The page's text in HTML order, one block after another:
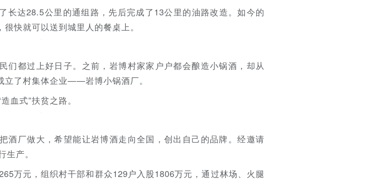
长达28.5公里的通组路，先后完成了13公里的油路改造。如今的
快就可以送到城里人的餐桌上。
们都过上好日子。之前，岩博村家家户户都会酿造小锅酒，却从
立了村集体企业——岩博小锅酒厂。
血式”扶贫之路。
酒厂做大，希望能让岩博酒走向全国，创出自己的品牌。经邀请
产。
万元，组织村干部和群众129户入股1806万元，通过林场、火腿